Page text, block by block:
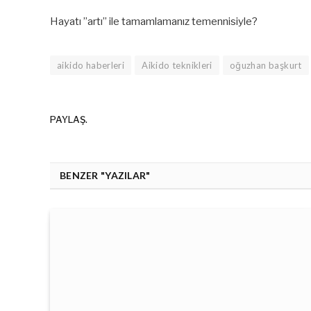
Hayatı ”artı” ile tamamlamanız temennisiyle?
aikido haberleri Aikido teknikleri oğuzhan başkurt
PAYLAŞ.
BENZER "YAZILAR"